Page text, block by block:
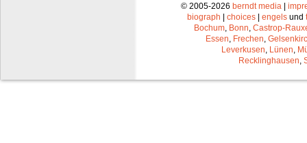
© 2005-2026 berndt media |
biograph | choices | engels und
Bochum Bonn Castrop-
Essen Frechen
Leverkusen Lünen
Recklinghausen